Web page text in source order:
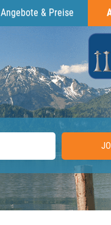
Angebote & Preise